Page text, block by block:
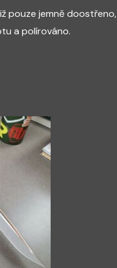
pouze jemně doostřeno,
a polírováno.